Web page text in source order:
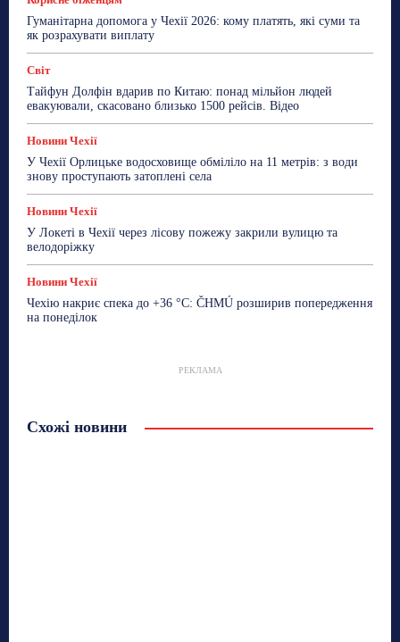
Гуманітарна допомога у Чехії 2026: кому платять, які суми та
як розрахувати виплату
Світ
Тайфун Долфін вдарив по Китаю: понад мільйон людей
евакуювали, скасовано близько 1500 рейсів. Відео
Новини Чехії
У Чехії Орлицьке водосховище обміліло на 11 метрів: з води
знову проступають затоплені села
Новини Чехії
У Локеті в Чехії через лісову пожежу закрили вулицю та
велодоріжку
Новини Чехії
Чехію накриє спека до +36 °C: ČHMÚ розширив попередження
на понеділок
РЕКЛАМА
Схожі новини